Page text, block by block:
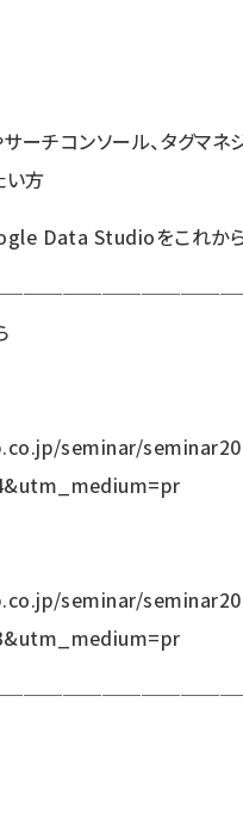
サーチコンソール、タグマ
い方
Data Studioをこれか
seminar/
seminar/